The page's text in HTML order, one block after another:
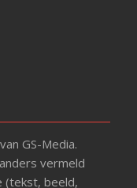
GS-Media.
vermeld
(tekst, beeld,